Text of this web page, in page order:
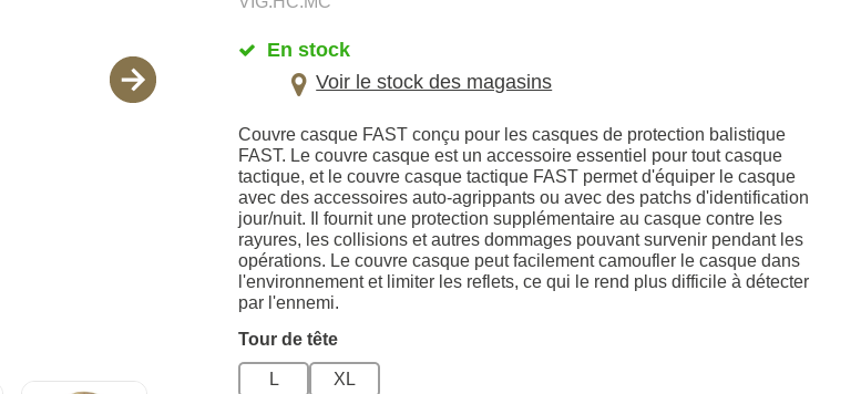
En stock
Voir le stock des magasins
Couvre casque FAST conçu pour les casques de protection balistique
FAST. Le couvre casque est un accessoire essentiel pour tout casque
tactique, et le couvre casque tactique FAST permet d'équiper le casque
avec des accessoires auto-agrippants ou avec des patchs d'identification
jour/nuit. Il fournit une protection supplémentaire au casque contre les
rayures, les collisions et autres dommages pouvant survenir pendant les
opérations. Le couvre casque peut facilement camoufler le casque dans
l'environnement et limiter les reflets, ce qui le rend plus difficile à détecter
par l'ennemi.
Tour de tête
L XL